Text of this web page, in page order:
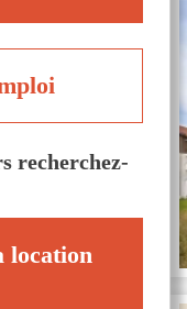
recherchez-
location